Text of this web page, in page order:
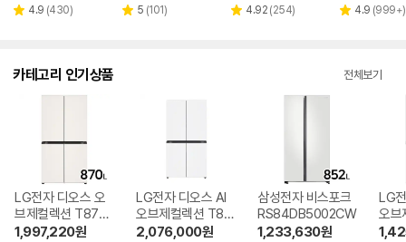
별 4.9 리
(430)
별 5 리
(101)
페이
별 4.92 리
(254)
별 4.9 리
(999+)
카테고리 인기상품 전체보기
LG전자 디오스 오
브제컬렉션 T873
MEE111
1,997,220원
LG전자 디오스 AI
오브제컬렉션 T87
6MQQ1H1
2,076,000원
삼성전자 비스포크
RS84DB5002CW
1,233,630원
LG
오브